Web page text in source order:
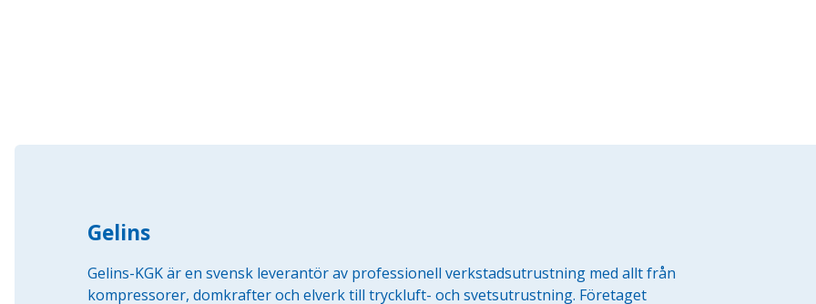
Gelins
Gelins-KGK är en svensk leverantör av professionell verkstadsutrustning med allt från
kompressorer, domkrafter och elverk till tryckluft- och svetsutrustning. Företaget